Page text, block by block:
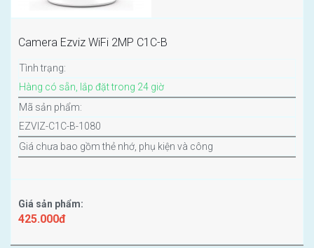
Camera Ezviz WiFi 2MP C1C-B
Tình trạng:
Hàng có sẵn, lắp đặt trong 24 giờ
Mã sản phẩm:
EZVIZ-C1C-B-1080
Giá chưa bao gồm thẻ nhớ, phụ kiện và công
Giá sản phẩm:
425.000đ